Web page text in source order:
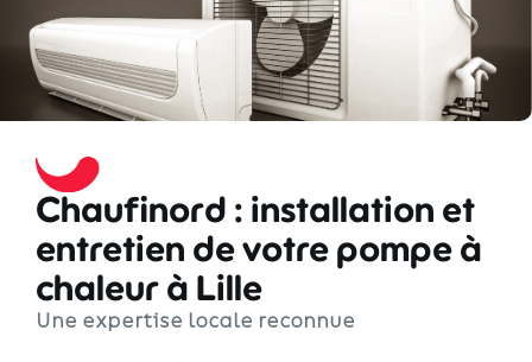
Chaufinord : installation et
entretien de votre pompe à
chaleur à Lille
Une expertise locale reconnue